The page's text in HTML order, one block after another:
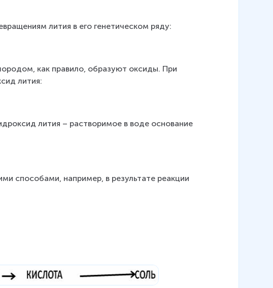
лития в его генетическом ряду:
как правило, образуют оксиды. При
лития:
лития – растворимое в воде основание
способами, например, в результате реакции